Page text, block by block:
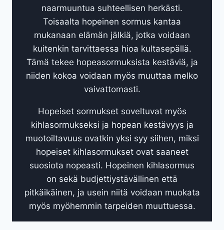
naarmuuntua suhteellisen herkästi.
Toisaalta hopeinen sormus kantaa
mukanaan elämän jälkiä, jotka voidaan
kuitenkin tarvittaessa hioa kultasepällä.
Tämä tekee hopeasormuksista kestäviä, ja
niiden kokoa voidaan myös muuttaa melko
vaivattomasti.
Hopeiset sormukset soveltuvat myös
kihlasormukseksi ja hopean kestävyys ja
muotoiltavuus ovatkin yksi syy siihen, miksi
hopeiset kihlasormukset ovat saaneet
suosiota nopeasti. Hopeinen kihlasormus
on sekä budjettiystävällinen että
pitkäikäinen, ja usein niitä voidaan muokata
myös myöhemmin tarpeiden muuttuessa.